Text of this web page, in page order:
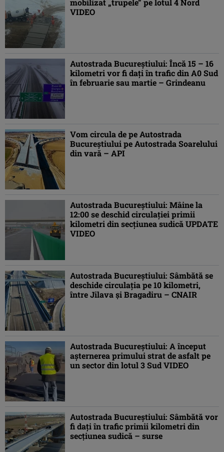
mobilizat „trupele” pe lotul 4 Nord
VIDEO
Autostrada Bucureștiului: Încă 15 – 16
kilometri vor fi dați în trafic din A0 Sud
în februarie sau martie – Grindeanu
Vom circula de pe Autostrada
Bucureștiului pe Autostrada Soarelului
din vară – API
Autostrada Bucureștiului: Mâine la
12:00 se deschid circulației primii
kilometri din secțiunea sudică UPDATE
VIDEO
Autostrada Bucureștiului: Sâmbătă se
deschide circulația pe 10 kilometri,
între Jilava și Bragadiru – CNAIR
Autostrada Bucureștiului: A început
așternerea primului strat de asfalt pe
un sector din lotul 3 Sud VIDEO
Autostrada Bucureștiului: Sâmbătă vor
fi dați în trafic primii kilometri din
secțiunea sudică – surse